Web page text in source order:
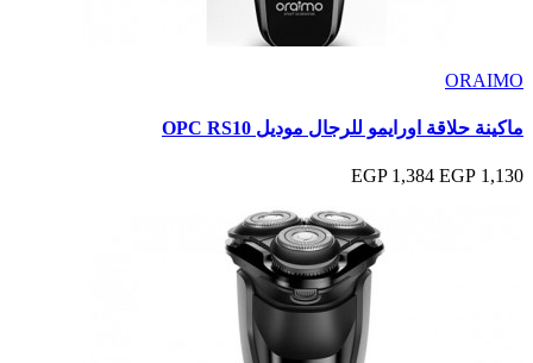
ORAIMO
ماكينة حلاقة اورايمو للرجال موديل OPC RS10
1,130 EGP
1,384 EGP